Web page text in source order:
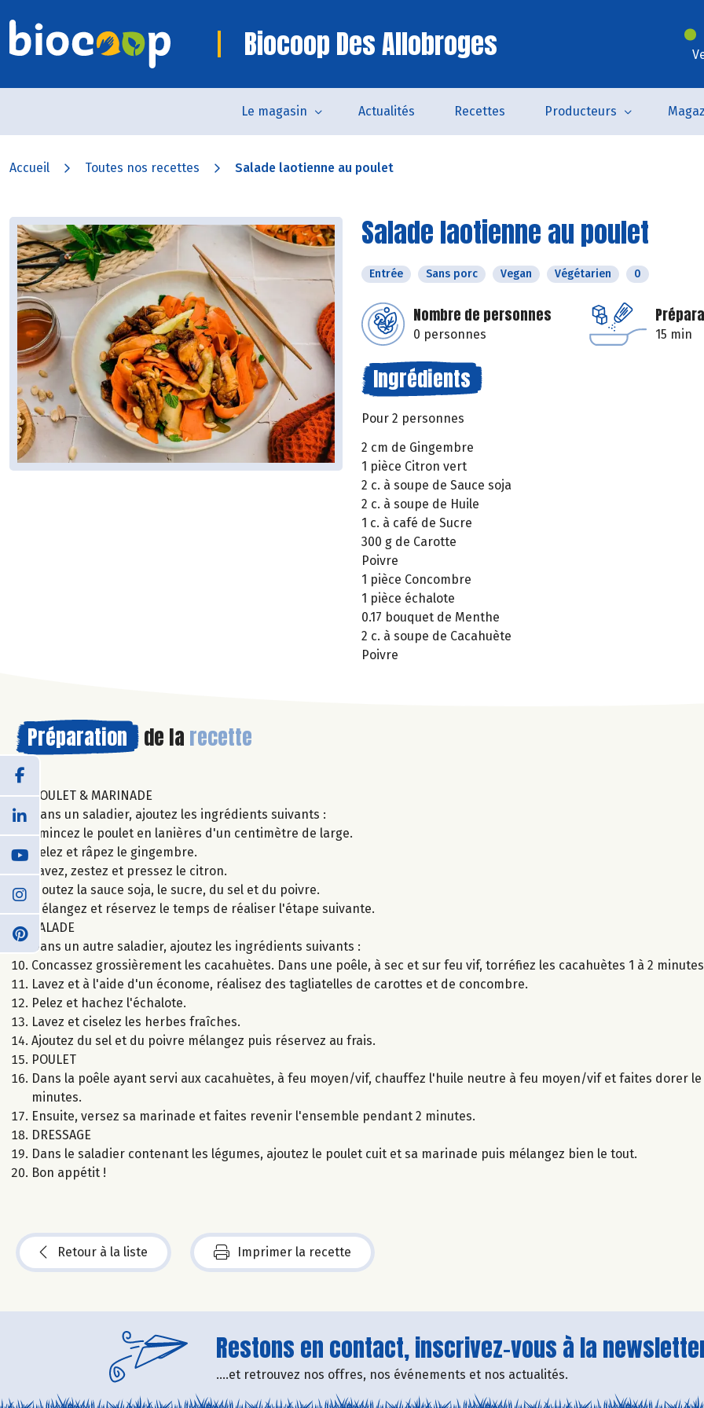
Biocoop Des Allobroges
Le magasin Actualités Recettes Producteurs
Accueil Toutes nos recettes Salade laotienne au poulet
Salade laotienne au poulet
Entrée Sans porc Vegan Végétarien 0
Nombre de personnes
0 personnes 15 min
Ingrédients
Pour 2 personnes
2 cm de Gingembre
1 pièce Citron vert
2 c. à soupe de Sauce soja
2 c. à soupe de Huile
1 c. à café de Sucre
300 g de Carotte
Poivre
1 pièce Concombre
1 pièce échalote
0.17 bouquet de Menthe
2 c. à soupe de Cacahuète
Poivre
Préparation de la recette
POULET & MARINADE
Dans un saladier, ajoutez les ingrédients suivants :
Émincez le poulet en lanières d'un centimètre de large.
Pelez et râpez le gingembre.
Lavez, zestez et pressez le citron.
Ajoutez la sauce soja, le sucre, du sel et du poivre.
Mélangez et réservez le temps de réaliser l'étape suivante.
SALADE
Dans un autre saladier, ajoutez les ingrédients suivants :
Concassez grossièrement les cacahuètes. Dans une poêle, à sec et sur feu vif, torréfiez les cacahuètes 1 à 2
Lavez et à l'aide d'un économe, réalisez des tagliatelles de carottes et de concombre.
Pelez et hachez l'échalote.
Lavez et ciselez les herbes fraîches.
Ajoutez du sel et du poivre mélangez puis réservez au frais.
POULET
Dans la poêle ayant servi aux cacahuètes, à feu moyen/vif, chauffez l'huile neutre à feu moyen/vif et faites dorer
minutes.
Ensuite, versez sa marinade et faites revenir l'ensemble pendant 2 minutes.
DRESSAGE
Dans le saladier contenant les légumes, ajoutez le poulet cuit et sa marinade puis mélangez bien le tout.
Bon appétit !
Retour à la liste Imprimer la recette
Restons en contact, inscrivez-vous à la
....et retrouvez nos offres, nos événements et nos actualités.